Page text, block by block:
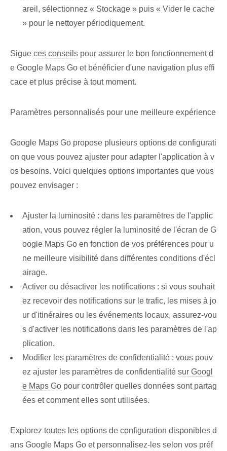
areil, sélectionnez « Stockage » puis « Vider le cache
» pour le nettoyer périodiquement.
Sigue ces conseils pour assurer le bon fonctionnement d
e Google Maps Go et bénéficier d'une navigation plus effi
cace et plus précise à tout moment.
Paramètres personnalisés pour une meilleure expérience
Google Maps Go propose plusieurs options de configurati
on que vous pouvez ajuster pour adapter l'application à v
os besoins. Voici quelques options importantes que vous
pouvez envisager :
Ajuster la luminosité : dans les paramètres de l'applic
ation, vous pouvez régler la luminosité de l'écran de G
oogle Maps Go en fonction de vos préférences pour u
ne meilleure visibilité dans différentes conditions d'écl
airage.
Activer ou désactiver les notifications : si vous souhait
ez recevoir des notifications sur le trafic, les mises à jo
ur d'itinéraires ou les événements locaux, assurez-vou
s d'activer les notifications dans les paramètres de l'ap
plication.
Modifier les paramètres de confidentialité : vous pouv
ez ajuster les paramètres de confidentialité sur Googl
e Maps Go pour contrôler⁢ quelles données sont partag
ées et comment elles sont utilisées.
Explorez toutes les options de configuration disponibles d
ans Google Maps Go et personnalisez-les selon vos préf